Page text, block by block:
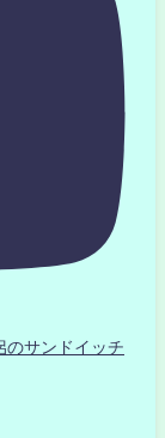
サンドイッチ